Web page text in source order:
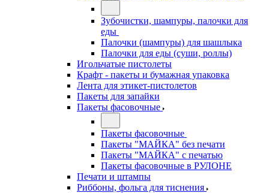
Зубочистки, шампуры, палочки для
еды
Палочки (шампуры) для шашлыка
Палочки для еды (суши, роллы)
Игольчатые пистолеты
Крафт - пакеты и бумажная упаковка
Лента для этикет-пистолетов
Пакеты для запайки
Пакеты фасовочные
Пакеты фасовочные
Пакеты "МАЙКА" без печати
Пакеты "МАЙКА" с печатью
Пакеты фасовочные в РУЛОНЕ
Печати и штампы
Риббоны, фольга для тиснения